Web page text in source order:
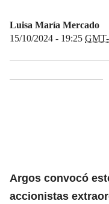
Luisa María Mercado
15/10/2024 - 19:25
Argos convocó
accionistas